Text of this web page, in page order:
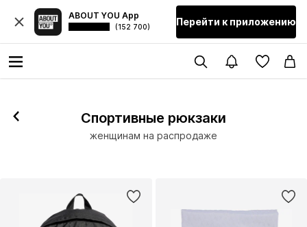
ABOUT YOU App
(152 700) Перейти к приложению
Спортивные рюкзаки
женщинам на распродаже